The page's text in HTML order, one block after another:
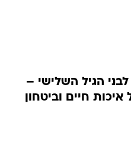
לבני הגיל השלישי –
חיים וביטחון